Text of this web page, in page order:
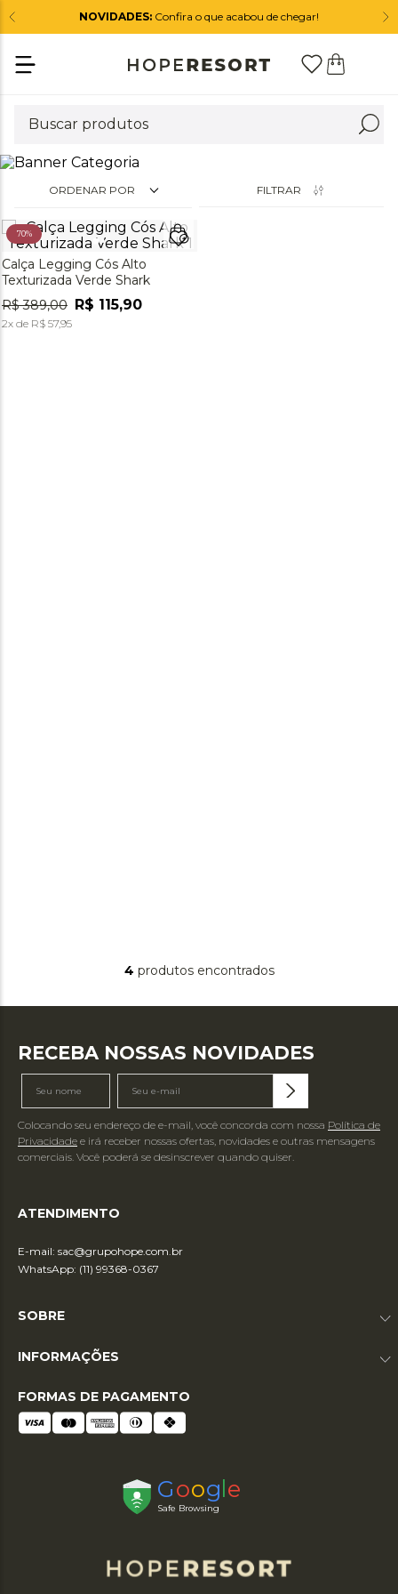
NOVIDADES: Confira o que acabou de chegar!
ORDENAR POR FILTRAR
70%
Calça Legging Cós Alto
Texturizada Verde Shark
R$ 389,00 R$ 115,90
2x de R$ 57,95
4 produtos
RECEBA NOSSAS NOVIDADES
Colocando seu endereço de e-mail, você concorda com nossa Política de
Privacidade e irá receber nossas ofertas, novidades e outras mensagens
comerciais. Você poderá se desinscrever quando quiser.
ATENDIMENTO
E-mail: sac@grupohope.com.br
WhatsApp: (11) 99368-0367
SOBRE
INFORMAÇÕES
FORMAS DE PAGAMENTO